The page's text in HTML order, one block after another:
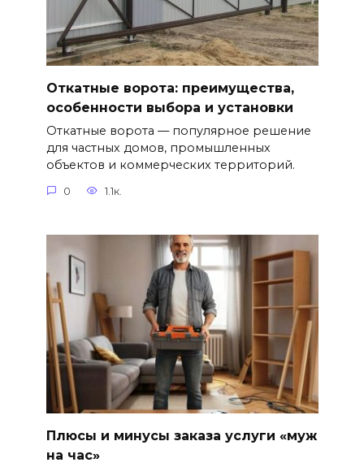
Откатные ворота: преимущества,
особенности выбора и установки
Откатные ворота — популярное решение
для частных домов, промышленных
объектов и коммерческих территорий.
0 1.1к.
Плюсы и минусы заказа услуги «муж
на час»